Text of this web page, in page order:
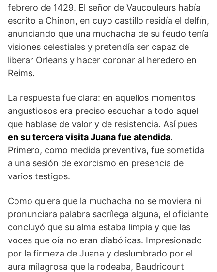
febrero de 1429. El señor de Vaucouleurs había
escrito a Chinon, en cuyo castillo residía el delfín,
anunciando que una muchacha de su feudo tenía
visiones celestiales y pretendía ser capaz de
liberar Orleans y hacer coronar al heredero en
Reims.
La respuesta fue clara: en aquellos momentos
angustiosos era preciso escuchar a todo aquel
que hablase de valor y de resistencia. Así pues
en su tercera visita Juana fue atendida.
Primero, como medida preventiva, fue sometida
a una sesión de exorcismo en presencia de
varios testigos.
Como quiera que la muchacha no se moviera ni
pronunciara palabra sacrílega alguna, el oficiante
concluyó que su alma estaba limpia y que las
voces que oía no eran diabólicas. Impresionado
por la firmeza de Juana y deslumbrado por el
aura milagrosa que la rodeaba, Baudricourt